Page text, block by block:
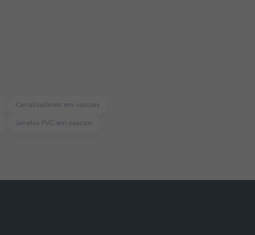
Canalizadores em cascais
Janelas PVC em cascais